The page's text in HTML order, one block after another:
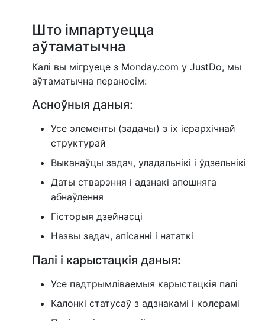
Што імпартуецца
аўтаматычна
Калі вы мігруеце з Monday.com у JustDo, мы
аўтаматычна пераносім:
Асноўныя даныя:
Усе элементы (задачы) з іх іерархічнай
структурай
Выканаўцы задач, уладальнікі і ўдзельнікі
Даты стварэння і адзнакі апошняга
абнаўлення
Гісторыя дзейнасці
Назвы задач, апісанні і нататкі
Палі і карыстацкія даныя:
Усе падтрымліваемыя карыстацкія палі
Калонкі статусаў з адзнакамі і колерамі